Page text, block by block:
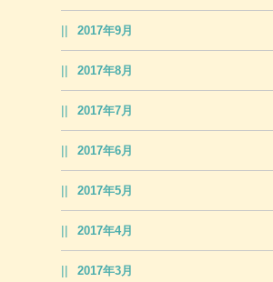
2017年9月
2017年8月
2017年7月
2017年6月
2017年5月
2017年4月
2017年3月